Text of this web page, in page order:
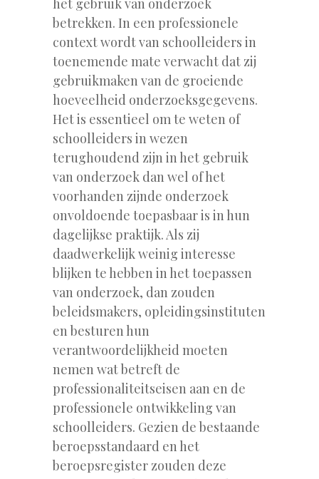
het gebruik van onderzoek
betrekken. In een professionele
context wordt van schoolleiders in
toenemende mate verwacht dat zij
gebruikmaken van de groeiende
hoeveelheid onderzoeksgegevens.
Het is essentieel om te weten of
schoolleiders in wezen
terughoudend zijn in het gebruik
van onderzoek dan wel of het
voorhanden zijnde onderzoek
onvoldoende toepasbaar is in hun
dagelijkse praktijk. Als zij
daadwerkelijk weinig interesse
blijken te hebben in het toepassen
van onderzoek, dan zouden
beleidsmakers, opleidingsinstituten
en besturen hun
verantwoordelijkheid moeten
nemen wat betreft de
professionaliteitseisen aan en de
professionele ontwikkeling van
schoolleiders. Gezien de bestaande
beroepsstandaard en het
beroepsregister zouden deze